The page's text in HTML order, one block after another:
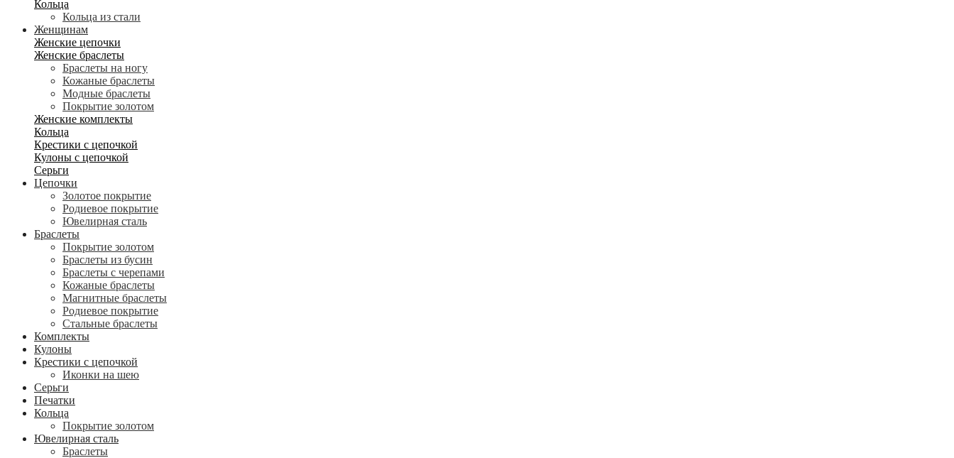
Кольца
Кольца из стали
Женщинам
Женские цепочки
Женские браслеты
Браслеты на ногу
Кожаные браслеты
Модные браслеты
Покрытие золотом
Женские комплекты
Кольца
Крестики с цепочкой
Кулоны с цепочкой
Серьги
Цепочки
Золотое покрытие
Родиевое покрытие
Ювелирная сталь
Браслеты
Покрытие золотом
Браслеты из бусин
Браслеты с черепами
Кожаные браслеты
Магнитные браслеты
Родиевое покрытие
Стальные браслеты
Комплекты
Кулоны
Крестики с цепочкой
Иконки на шею
Серьги
Печатки
Кольца
Покрытие золотом
Ювелирная сталь
Браслеты